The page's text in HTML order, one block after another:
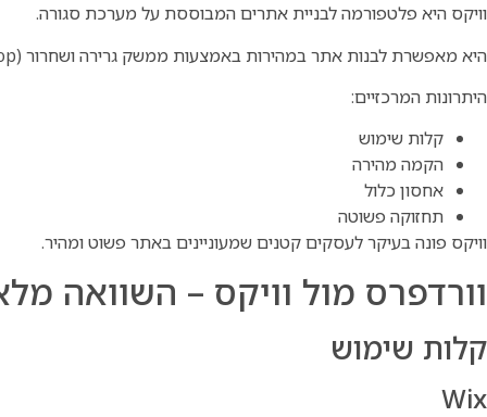
וויקס היא פלטפורמה לבניית אתרים המבוססת על מערכת סגורה.
היא מאפשרת לבנות אתר במהירות באמצעות ממשק גרירה ושחרור (Drag & Drop).
היתרונות המרכזיים:
קלות שימוש
הקמה מהירה
אחסון כלול
תחזוקה פשוטה
וויקס פונה בעיקר לעסקים קטנים שמעוניינים באתר פשוט ומהיר.
וורדפרס מול וויקס – השוואה
קלות שימוש
Wix